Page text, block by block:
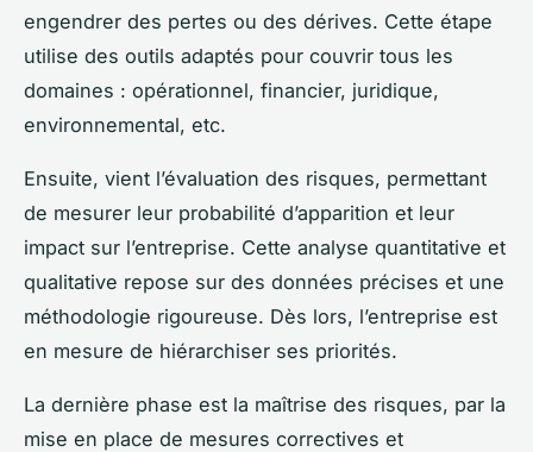
engendrer des pertes ou des dérives. Cette étape
utilise des outils adaptés pour couvrir tous les
domaines : opérationnel, financier, juridique,
environnemental, etc.
Ensuite, vient l’évaluation des risques, permettant
de mesurer leur probabilité d’apparition et leur
impact sur l’entreprise. Cette analyse quantitative et
qualitative repose sur des données précises et une
méthodologie rigoureuse. Dès lors, l’entreprise est
en mesure de hiérarchiser ses priorités.
La dernière phase est la maîtrise des risques, par la
mise en place de mesures correctives et